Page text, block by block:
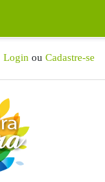
Login ou Cadastre-se